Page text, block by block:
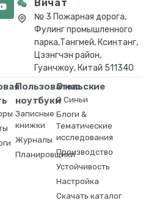
Вичат
№ 3 Пожарная дорога,
Фулинг промышленного
парка,Тангмей, Ксинтанг,
Цзэнгчэн район,
Гуанчжоу, Китай 511340
Пользовательские
ноутбуки
Записные
книжки
Журналы
Планировщики
О нас
О Синьи
Блоги &
Тематические
исследования
Производство
Устойчивость
Настройка
Скачать каталог